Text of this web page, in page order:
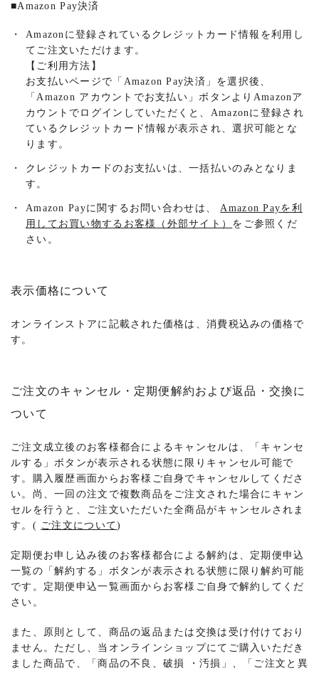
■Amazon Pay決済
・
Amazonに登録されているクレジットカード情報を利用し
てご注文いただけます。
【ご利用方法】
お支払いページで「Amazon Pay決済」を選択後、
「Amazon アカウントでお支払い」ボタンよりAmazonア
カウントでログインしていただくと、Amazonに登録され
ているクレジットカード情報が表示され、選択可能とな
ります。
・
クレジットカードのお支払いは、一括払いのみとなりま
す。
・ Amazon Payに関するお問い合わせは、Amazon Payを利
用してお買い物するお客様（外部サイト） をご参照くだ
さい。
表示価格について
オンラインストアに記載された価格は、消費税込みの価格で
す。
ご注文のキャンセル・定期便解約および返品・交換に
ついて
ご注文成立後のお客様都合によるキャンセルは、「キャンセ
ルする」ボタンが表示される状態に限りキャンセル可能で
す。購入履歴画面からお客様ご自身でキャンセルしてくださ
い。尚、一回の注文で複数商品をご注文された場合にキャン
セルを行うと、ご注文いただいた全商品がキャンセルされま
す。( ご注文について)
定期便お申し込み後のお客様都合による解約は、定期便申込
一覧の「解約する」ボタンが表示される状態に限り解約可能
です。定期便申込一覧画面からお客様ご自身で解約してくだ
さい。
また、原則として、商品の返品または交換は受け付けており
ません。ただし、当オンラインショップにてご購入いただき
ました商品で、「商品の不良、破損
・汚損」、「ご注文と異